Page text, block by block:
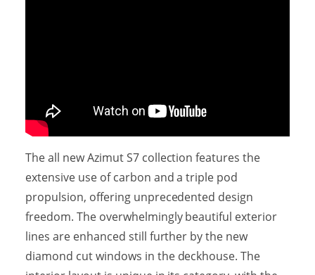
The all new Azimut S7 collection features the
extensive use of carbon and a triple pod
propulsion, offering unprecedented design
freedom. The overwhelmingly beautiful exterior
lines are enhanced still further by the new
diamond cut windows in the deckhouse. The